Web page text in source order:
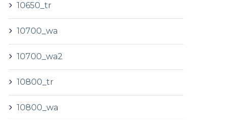
10650_tr
10700_wa
10700_wa2
10800_tr
10800_wa